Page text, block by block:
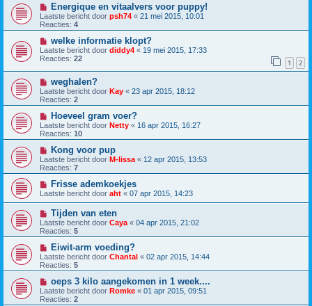
Energique en vitaalvers voor puppy!
Laatste bericht door psh74 « 21 mei 2015, 10:01
Reacties: 4
welke informatie klopt?
Laatste bericht door diddy4 « 19 mei 2015, 17:33
Reacties: 22 1 2
weghalen?
Laatste bericht door Kay « 23 apr 2015, 18:12
Reacties: 2
Hoeveel gram voer?
Laatste bericht door Netty « 16 apr 2015, 16:27
Reacties: 10
Kong voor pup
Laatste bericht door M-lissa « 12 apr 2015, 13:53
Reacties: 7
Frisse ademkoekjes
Laatste bericht door aht « 07 apr 2015, 14:23
Tijden van eten
Laatste bericht door Caya « 04 apr 2015, 21:02
Reacties: 5
Eiwit-arm voeding?
Laatste bericht door Chantal « 02 apr 2015, 14:44
Reacties: 5
oeps 3 kilo aangekomen in 1 week....
Laatste bericht door Romke « 01 apr 2015, 09:51
Reacties: 2